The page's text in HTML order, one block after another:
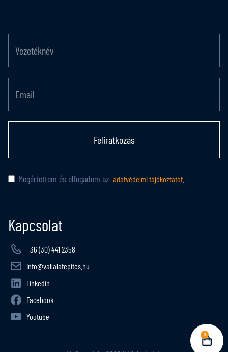
0
Feliratkozás
Megértettem és elfogadom az adatvédelmi tájékoztatót.
Kapcsolat
+36 (30) 441 2358
info@vallalatepites.hu
Linkedin
Facebook
Youtube